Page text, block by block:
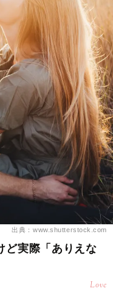
出典：www.shutterstock.com
ど実際「ありえな
Love